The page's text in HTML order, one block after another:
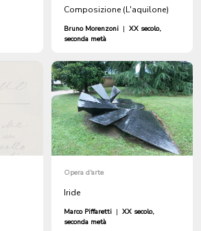
Composizione (L'aquilone)
Bruno Morenzoni | XX secolo,
seconda metà
Opera d'arte
Iride
Marco Piffaretti | XX secolo,
seconda metà